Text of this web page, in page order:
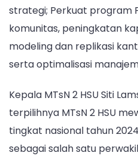
strategi; Perkuat program
komunitas, peningkatan
modeling dan replikasi
serta optimalisasi
Kepala MTsN 2 HSU Siti
terpilihnya MTsN 2 HSU
tingkat nasional tahun
sebagai salah satu